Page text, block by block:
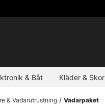
& Båt Kläder & Skor
& Vadarutrustning Vadarpaket